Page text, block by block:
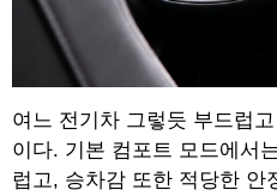
여느 전기차 그렇듯 부드럽
이다. 기본 컴포트 모드에서
럽고, 승차감 또한 적당한 안